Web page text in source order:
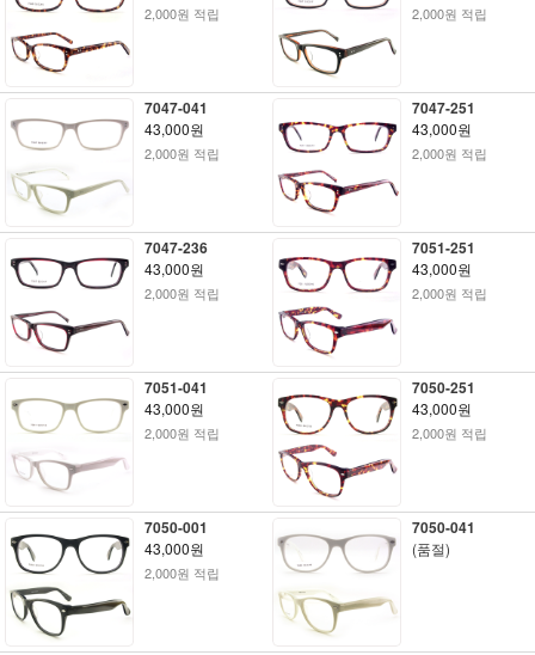
2,000원 적립 2,000원 적립
7047-041
43,000원
2,000원 적립
7047-251
43,000원
2,000원 적립
7047-236
43,000원
2,000원 적립
7051-251
43,000원
2,000원 적립
7051-041
43,000원
2,000원 적립
7050-251
43,000원
2,000원 적립
7050-001
43,000원
2,000원 적립
7050-041
(품절)